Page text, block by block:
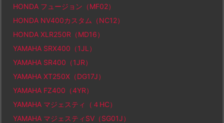
HONDA フュージョン（MF02）
HONDA NV400カスタム（NC12）
HONDA XLR250R（MD16）
YAMAHA SRX400（1JL）
YAMAHA SR400（1JR）
YAMAHA XT250X（DG17J）
YAMAHA FZ400（4YR）
YAMAHA マジェスティ（４HC）
YAMAHA マジェスティSV（SG01J）